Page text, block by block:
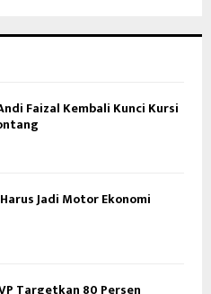
Faizal Kembali Kunci Kursi
Jadi Motor Ekonomi